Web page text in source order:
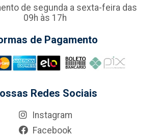
de segunda a sexta-feira das
09h às 17h
de Pagamento
Redes Sociais
Instagram
Facebook